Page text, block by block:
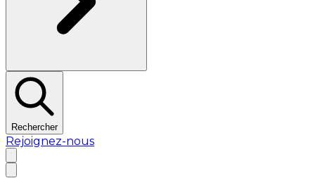
Rechercher
Rejoignez-nous